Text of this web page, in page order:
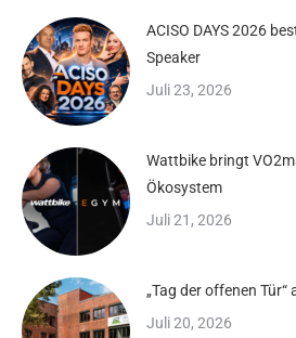
ACISO DAYS 2026
Speaker
Juli 23, 2026
Wattbike bringt
Ökosystem
Juli 21, 2026
„Tag der offenen Tür“
Juli 20, 2026